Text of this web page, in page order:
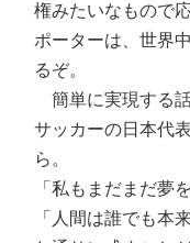
権みたいなもので
ポーターは、世界
るぞ。
簡単に実現する話
サッカーの日本代
ら。
「私もまだまだ夢
「人間は誰でも本